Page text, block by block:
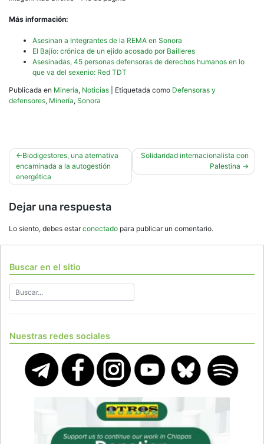
Más información:
Asesinan a Integrantes de la REMA en Sonora
El Bajío: crónica de un ejido acosado por Bailleres
Asesinadas, 45 personas defensoras de derechos humanos en lo
que va del sexenio: Red TDT
Publicada en Minería, Noticias Etiquetada como Defensoras y
defensores, Minería, Sonora
Navegación
de
entradas
Biodigestores, una aternativa
encaminada a la autogestión
energética
Solidaridad internacionalista con
Palestina
Dejar una respuesta
Lo siento, debes estarconectado para publicar un comentario.
Buscar en el sitio
Nuestras redes sociales